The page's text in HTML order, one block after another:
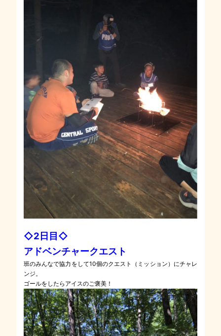
◇2日目◇
アドベンチャークエスト
班のみんなで協力をして10個のクエスト（ミッション）にチャレ
ンジ。
ゴールをしたらアイスのご褒美！